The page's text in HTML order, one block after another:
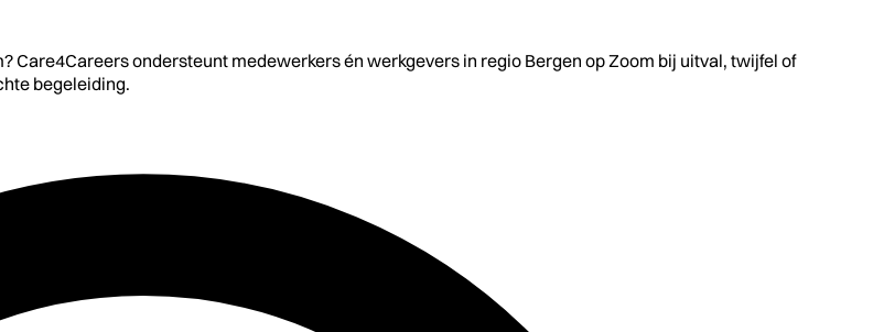
Care4Careers ondersteunt medewerkers én werkgevers in regio Bergen op Zoom bij uitval, twijfel of
begeleiding.